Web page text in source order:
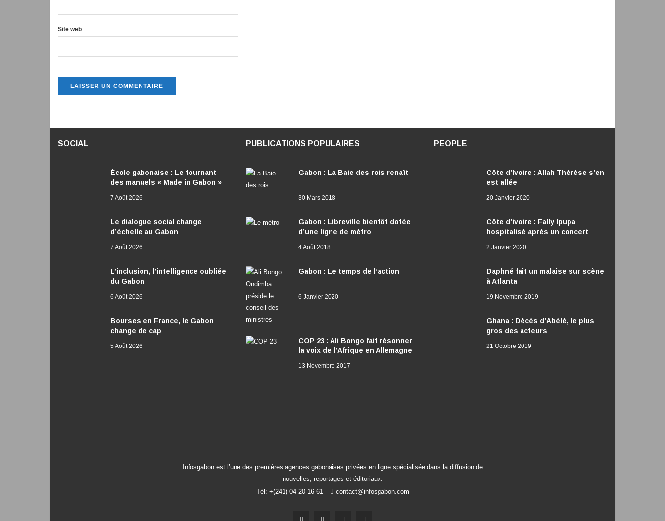
Site web
SOCIAL
École gabonaise : Le tournant
des manuels « Made in Gabon »
7 Août 2026
Le dialogue social change
d’échelle au Gabon
7 Août 2026
L’inclusion, l’intelligence oubliée
du Gabon
6 Août 2026
Bourses en France, le Gabon
change de cap
5 Août 2026
PUBLICATIONS POPULAIRES
Gabon : La Baie des rois renaît
30 Mars 2018
Gabon : Libreville bientôt dotée
d’une ligne de métro
4 Août 2018
Gabon : Le temps de l’action
6 Janvier 2020
COP 23 : Ali Bongo fait résonner
la voix de l’Afrique en Allemagne
13 Novembre 2017
PEOPLE
Côte d’Ivoire : Allah Thérèse s’en
est allée
20 Janvier 2020
Côte d’ivoire : Fally Ipupa
hospitalisé après un concert
2 Janvier 2020
Daphné fait un malaise sur scène
à Atlanta
19 Novembre 2019
Ghana : Décès d’Abélé, le plus
gros des acteurs
21 Octobre 2019
Infosgabon est l’une des premières agences gabonaises privées en ligne spécialisée dans la diffusion de
nouvelles, reportages et éditoriaux.
Tél: +(241) 04 20 16 61
contact@infosgabon.com